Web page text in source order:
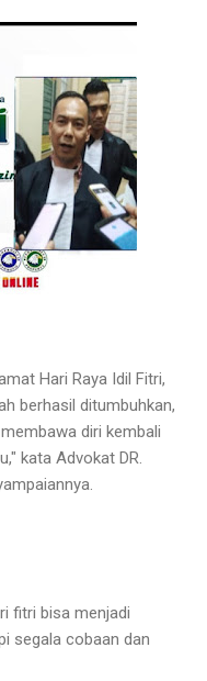
Hari Raya Idil Fitri,
berhasil ditumbuhkan,
diri kembali
kata Advokat DR.
fitri bisa menjadi
segala cobaan dan